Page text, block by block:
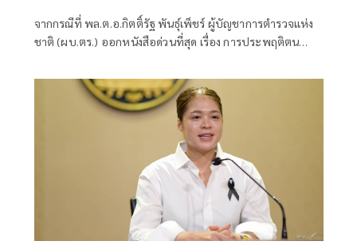
จากกรณีที่ พล.ต.อ.กิตติ์รัฐ พันธุ์เพ็ชร์ ผู้บัญชาการตำรวจแห่ง
ชาติ (ผบ.ตร.) ออกหนังสือด่วนที่สุด เรื่อง การประพฤติตน
เฉพาะตำรวจอินโฟเอนเซอร์ที่ปรากฏตัวทางสื่อสาธารณะ สื่อ
สังคมออนไลน์ และกลุ่มอินฟลูเอนเซอร์ ที่ต้องเน้นภาพลักษณ์ที่